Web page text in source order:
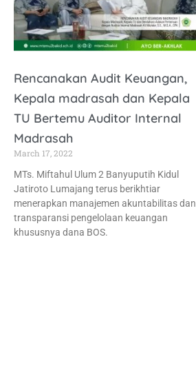
Rencanakan Audit Keuangan,
Kepala madrasah dan Kepala
TU Bertemu Auditor Internal
Madrasah
March 17, 2022
MTs. Miftahul Ulum 2 Banyuputih Kidul
Jatiroto Lumajang terus berikhtiar
menerapkan manajemen akuntabilitas dan
transparansi pengelolaan keuangan
khususnya dana BOS.